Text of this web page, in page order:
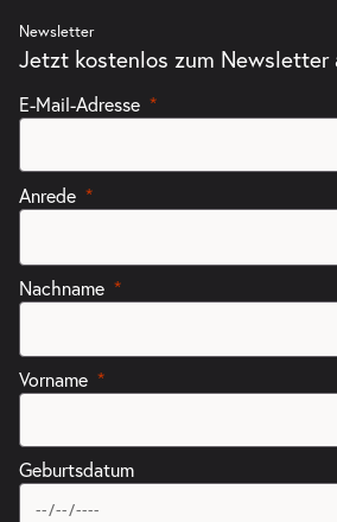
Newsletter
Jetzt kostenlos zum Newsletter
E-Mail-Adresse
Anrede
Nachname
Vorname
Geburtsdatum